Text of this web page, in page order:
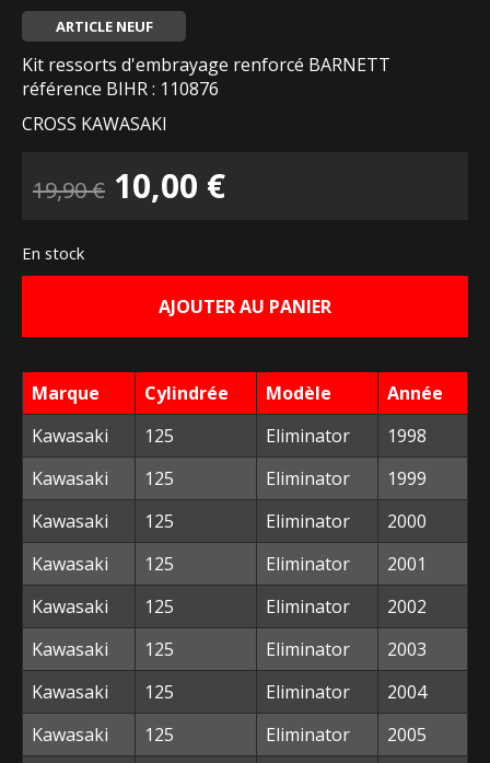
ARTICLE NEUF
Kit ressorts d'embrayage renforcé BARNETT
référence BIHR : 110876
CROSS KAWASAKI
19,90€ Le
initial
était :
19,90 €.
10,00 €Le
actuel
est :
10,00 €.
En stock
AJOUTER AU PANIER
Marque Cylindrée Modèle
Année
Kawasaki
125 Eliminator
1998
Kawasaki
125 Eliminator
1999
Kawasaki
125 Eliminator
2000
Kawasaki
125 Eliminator
2001
Kawasaki
125 Eliminator
2002
Kawasaki
125 Eliminator
2003
Kawasaki
125 Eliminator
2004
Kawasaki
125 Eliminator
2005